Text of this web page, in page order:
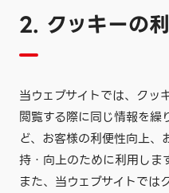
2. クッキーの
当ウェブサイトでは、クッ
閲覧する際に同じ情報を繰
ど、お客様の利便性向上、
持・向上のために利用しま
また、当ウェブサイトでは